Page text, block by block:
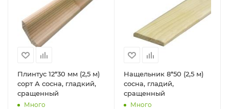
Плинтус 12*30 мм (2,5 м)
сорт А сосна, гладкий,
сращенный
Много
Нащельник 8*50 (2,5 м)
сосна, гладий,
сращенный
Много